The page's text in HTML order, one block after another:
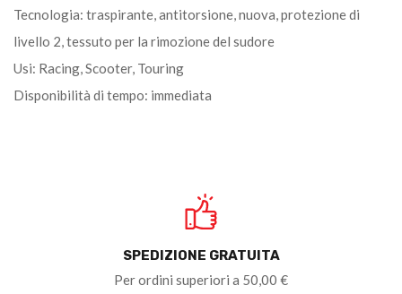
Tecnologia: traspirante, antitorsione, nuova, protezione di
livello 2, tessuto per la rimozione del sudore
Usi: Racing, Scooter, Touring
Disponibilità di tempo: immediata
SPEDIZIONE GRATUITA
Per ordini superiori a 50,00 €